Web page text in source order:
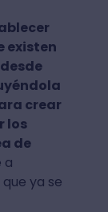
existen
crear
los
de
a
ya se